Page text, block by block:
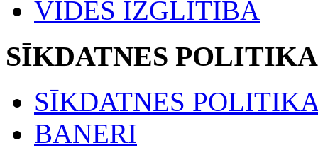
VIDES IZGLĪTĪBA
SĪKDATNES
SĪKDATNES
BANERI